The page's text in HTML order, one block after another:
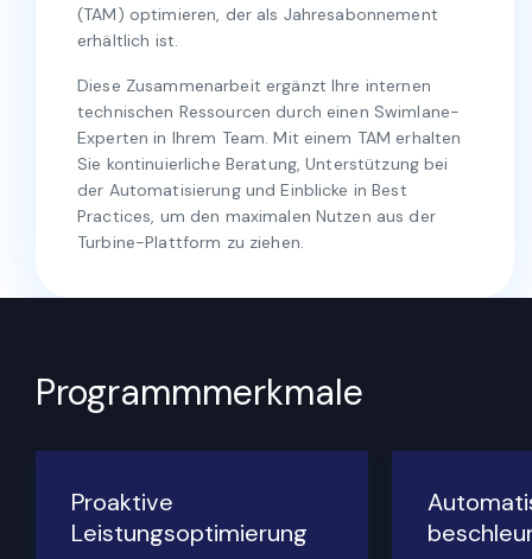
(TAM) optimieren, der als Jahresabonnement
erhältlich ist.
Diese Zusammenarbeit ergänzt Ihre internen
technischen Ressourcen durch einen Swimlane-
Experten in Ihrem Team. Mit einem TAM erhalten
Sie kontinuierliche Beratung, Unterstützung bei
der Automatisierung und Einblicke in Best
Practices, um den maximalen Nutzen aus der
Turbine-Plattform zu ziehen.
Programmmerkmale
Proaktive
Leistungsoptimierung